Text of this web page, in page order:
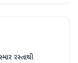
રસ્તાથી